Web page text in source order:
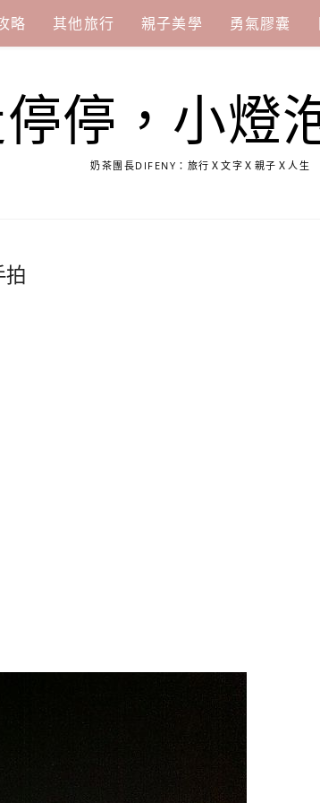
略 其他旅行 親子美學 勇氣膠囊
停，小燈
奶茶團長DIFENY：旅行Ｘ文字Ｘ親子Ｘ人生
拍